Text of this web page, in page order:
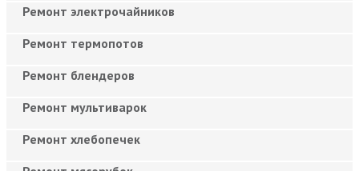
Ремонт электрочайников
Ремонт термопотов
Ремонт блендеров
Ремонт мультиварок
Ремонт хлебопечек